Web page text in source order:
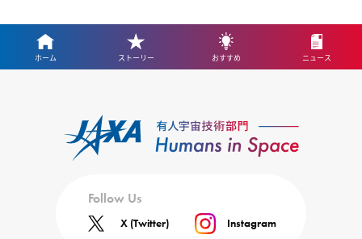
ホーム ストーリー おすすめ ニュース
Follow Us
X (Twitter) Instagram